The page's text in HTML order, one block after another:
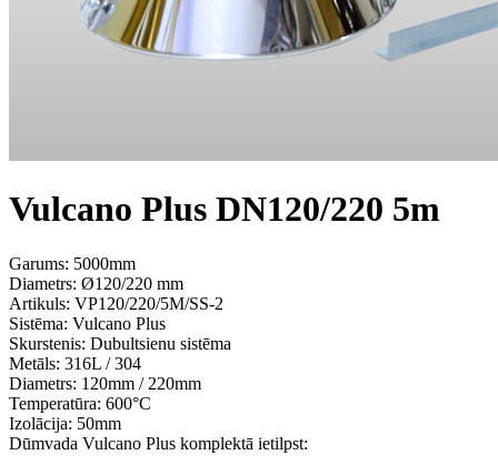
Vulcano Plus DN120/220 5m
Garums: 5000mm
Diametrs: Ø120/220 mm
Artikuls: VP120/220/5M/SS-2
Sistēma: Vulcano Plus
Skurstenis: Dubultsienu sistēma
Metāls: 316L / 304
Diametrs: 120mm / 220mm
Temperatūra: 600°С
Izolācija: 50mm
Dūmvada Vulcano Plus komplektā ietilpst: